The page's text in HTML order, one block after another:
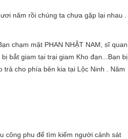
năm rồi chúng ta chưa gặp lại nhau .
chạm mặt PHAN NHẬT NAM, sĩ quan
bắt giam tại trại giam Kho đạn...Bạn bị
cho phía bên kia tại Lộc Ninh . Năm
công phu để tìm kiếm người cảnh sát